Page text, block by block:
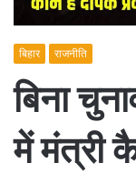
बिहार राजनीति
बिना
में मंत्री